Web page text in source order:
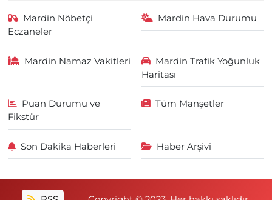
Mardin Nöbetçi
Eczaneler
Mardin Hava Durumu
Mardin Namaz Vakitleri
Mardin Trafik Yoğunluk
Haritası
Puan Durumu ve
Fikstür
Tüm Manşetler
Son Dakika Haberleri Haber Arşivi